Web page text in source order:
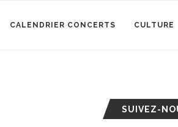
CALENDRIER CONCERTS CULTURE
SUIVEZ-